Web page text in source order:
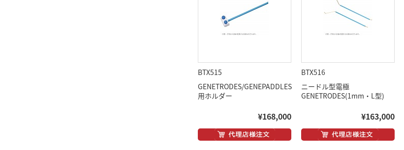
BTX515
GENETRODES/GENEPADDLES
用ホルダー
¥168,000
BTX516
ニードル型電極
GENETRODES(1mm・L型)
¥163,000